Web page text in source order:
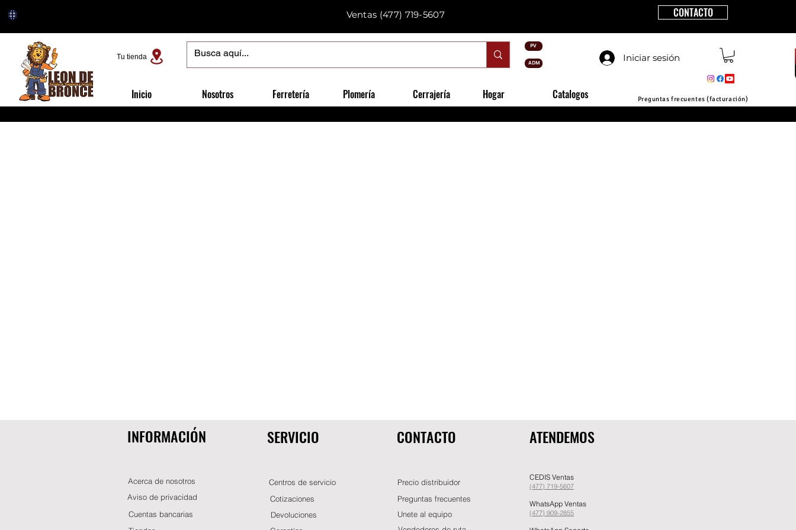
PV
ADM
Ventas (477) 719-5607 CONTACTO
Iniciar sesión
Tu tienda
Inicio Nosotros Ferretería Plomería Cerrajería Hogar Catalogos Preguntas frecuentes (facturación)
INFORMACIÓN
Acerca de nosotros
Aviso de privacidad
Cuentas bancarias
SERVICIO
Centros de servicio
Cotizaciones
Devoluciones
CONTACTO
Precio distribuidor
Preguntas frecuentes
Unete al equipo
ATENDEMOS
CEDIS Ventas
(477) 719-5607
WhatsApp Ventas
(477) 909-2855